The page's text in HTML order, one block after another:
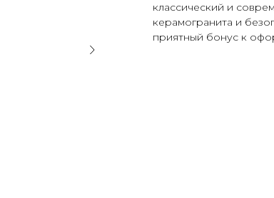
классический и
керамогранита и
приятный бонус к